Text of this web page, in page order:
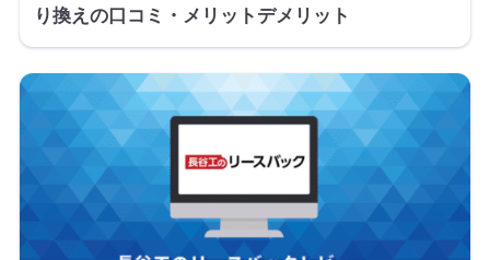
り換えの口コミ・メリットデメリット